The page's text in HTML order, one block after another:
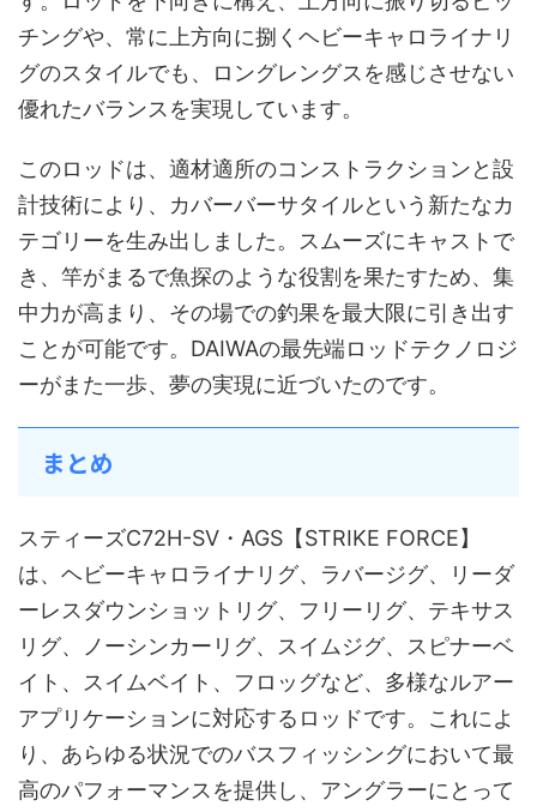
チングや、常に上方向に捌くヘビーキャロライナリ
グのスタイルでも、ロングレングスを感じさせない
優れたバランスを実現しています。
このロッドは、適材適所のコンストラクションと設
計技術により、カバーバーサタイルという新たなカ
テゴリーを生み出しました。スムーズにキャストで
き、竿がまるで魚探のような役割を果たすため、集
中力が高まり、その場での釣果を最大限に引き出す
ことが可能です。DAIWAの最先端ロッドテクノロジ
ーがまた一歩、夢の実現に近づいたのです。
まとめ
スティーズC72H-SV・AGS【STRIKE FORCE】
は、ヘビーキャロライナリグ、ラバージグ、リーダ
ーレスダウンショットリグ、フリーリグ、テキサス
リグ、ノーシンカーリグ、スイムジグ、スピナーベ
イト、スイムベイト、フロッグなど、多様なルアー
アプリケーションに対応するロッドです。これによ
り、あらゆる状況でのバスフィッシングにおいて最
高のパフォーマンスを提供し、アングラーにとって